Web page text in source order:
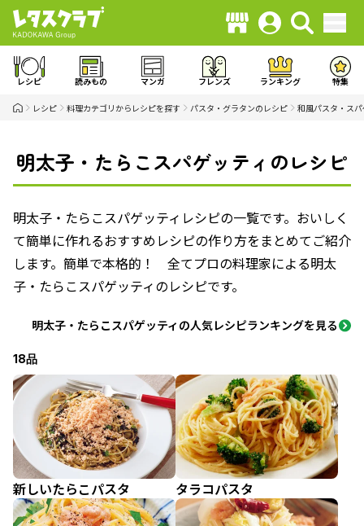
レシピ 読みもの マンガ フレンズ ランキング 特集
レシピ 料理カテゴリからレシピを探す パスタ・グラタンのレシピ 和風パスタ・ス
明太子・たらこスパゲッティのレシピ
明太子・たらこスパゲッティレシピの一覧です。おいしく
て簡単に作れるおすすめレシピの作り方をまとめてご紹介
します。簡単で本格的！ 全てプロの料理家による明太
子・たらこスパゲッティのレシピです。
明太子・たらこスパゲッティの人気レシピランキングを見る
18品
新しいたらこパスタ タラコパスタ